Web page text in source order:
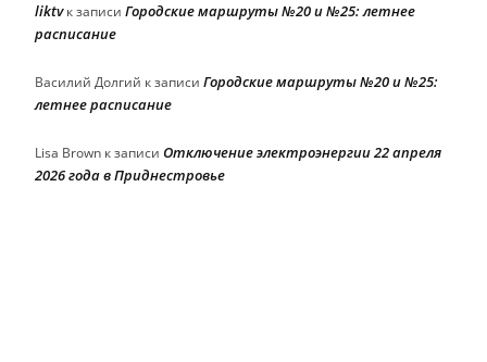
liktvк записи Городские маршруты №20 и №25: летнее
расписание
Василий Долгий к записи Городские маршруты №20 и №25:
летнее расписание
Lisa Brown к записи Отключение электроэнергии 22 апреля
2026 года в Приднестровье